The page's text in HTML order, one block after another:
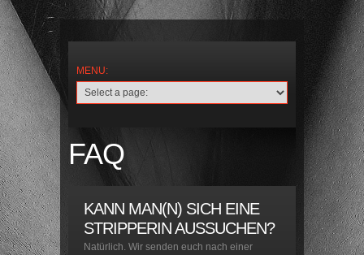
FAQ
KANN MAN(N) SICH EINE
STRIPPERIN AUSSUCHEN?
Natürlich. Wir senden euch nach einer